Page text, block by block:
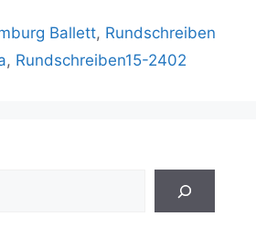
Ballett, Rundschreiben
, Rundschreiben15-2402